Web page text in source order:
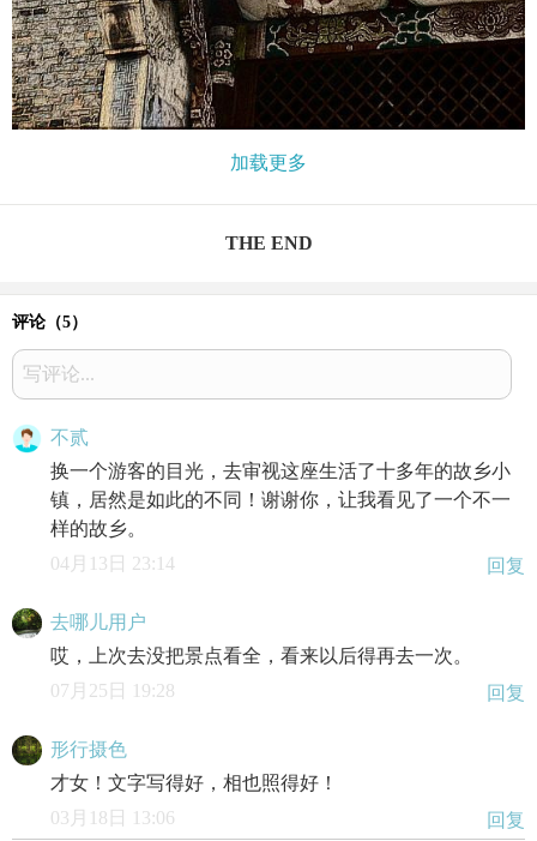
加载更多
THE END
评论（5）
写评论...
不贰
换一个游客的目光，去审视这座生活了十多年的故乡小
镇，居然是如此的不同！谢谢你，让我看见了一个不一
样的故乡。
回复
04月13日 23:14
去哪儿用户
哎，上次去没把景点看全，看来以后得再去一次。
回复
07月25日 19:28
形行摄色
才女！文字写得好，相也照得好！
回复
03月18日 13:06